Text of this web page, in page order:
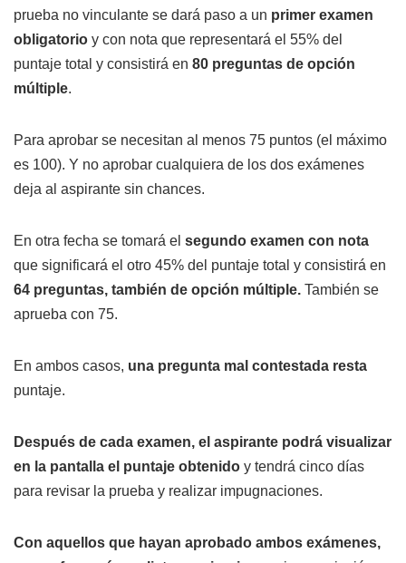
prueba no vinculante se dará paso a un primer examen
obligatorio y con nota que representará el 55% del
puntaje total y consistirá en 80 preguntas de opción
múltiple.
Para aprobar se necesitan al menos 75 puntos (el máximo
es 100). Y no aprobar cualquiera de los dos exámenes
deja al aspirante sin chances.
En otra fecha se tomará el segundo examen con nota
que significará el otro 45% del puntaje total y consistirá en
64 preguntas, también de opción múltiple. También se
aprueba con 75.
En ambos casos, una pregunta mal contestada resta
puntaje.
Después de cada examen, el aspirante podrá visualizar
en la pantalla el puntaje obtenido y tendrá cinco días
para revisar la prueba y realizar impugnaciones.
Con aquellos que hayan aprobado ambos exámenes,